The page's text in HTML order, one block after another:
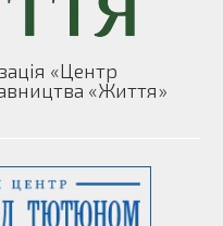
«Центр
«Життя»